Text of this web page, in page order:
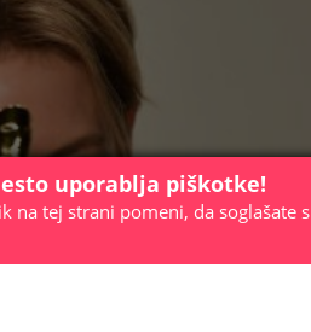
uporablja piškotke!
na tej strani pomeni, da soglašate s